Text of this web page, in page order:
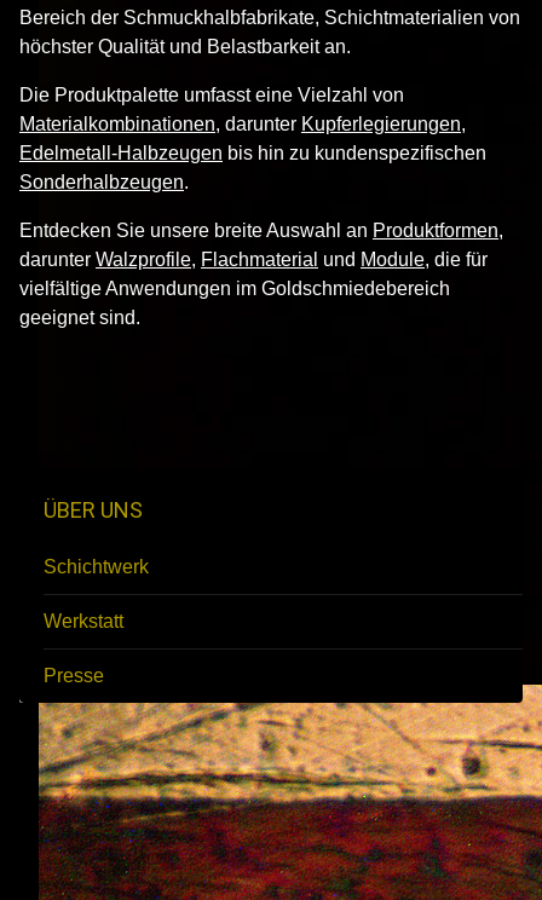
ÜBER UNS
Schichtwerk
Werkstatt
Presse
Bereich der Schmuckhalbfabrikate, Schichtmaterialien von
höchster Qualität und Belastbarkeit an.
Die Produktpalette umfasst eine Vielzahl von
Materialkombinationen, darunter Kupferlegierungen,
Edelmetall-Halbzeugen bis hin zu kundenspezifischen
Sonderhalbzeugen.
Entdecken Sie unsere breite Auswahl an Produktformen,
darunter Walzprofile, Flachmaterial und Module, die für
vielfältige Anwendungen im Goldschmiedebereich
geeignet sind.